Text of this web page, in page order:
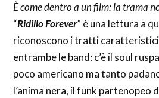
È come dentro a un film: la trama
“Ridillo Forever” è una lettura a
riconoscono i tratti
entrambe le band: c’è il soul
poco americano ma tanto
l’anima nera, il funk partenopeo